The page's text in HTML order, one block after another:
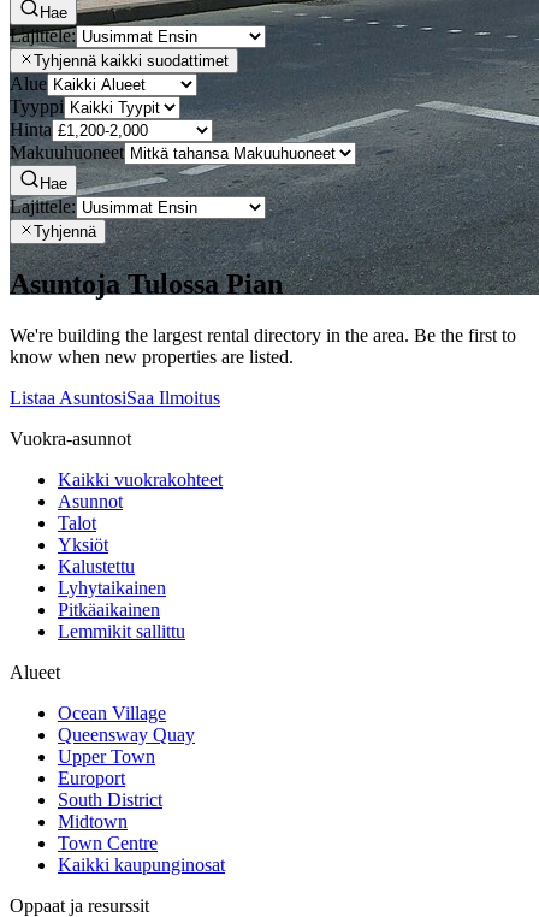
Hae
Lajittele:
Tyhjennä kaikki suodattimet
Alue
Tyyppi
Hinta
Makuuhuoneet
Hae
Lajittele:
Tyhjennä
Asuntoja Tulossa Pian
We're building the largest rental directory in the area. Be the first to
know when new properties are listed.
Listaa AsuntosiSaa Ilmoitus
Vuokra-asunnot
Kaikki vuokrakohteet
Asunnot
Talot
Yksiöt
Kalustettu
Lyhytaikainen
Pitkäaikainen
Lemmikit sallittu
Alueet
Ocean Village
Queensway Quay
Upper Town
Europort
South District
Midtown
Town Centre
Kaikki kaupunginosat
Oppaat ja resurssit